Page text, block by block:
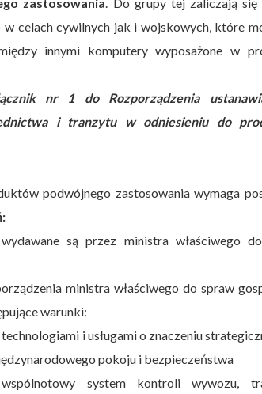
celach cywilnych jak i wojskowych, które
innymi komputery wyposażone w
nr 1 do Rozporządzenia
i tranzytu w odniesieniu do
podwójnego zastosowania wymaga
są przez ministra właściwego
ministra właściwego do spraw
warunki:
i usługami o znaczeniu
pokoju i bezpieczeństwa
system kontroli wywozu,